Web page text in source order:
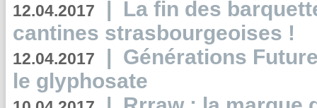
12.04.2017 | La fin des
cantines strasbourgeoises !
12.04.2017 | Générations
le glyphosate